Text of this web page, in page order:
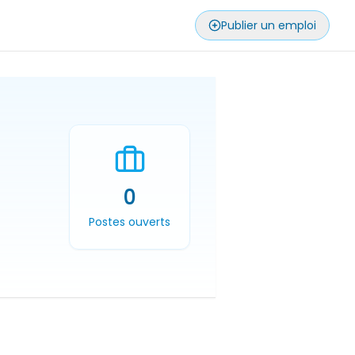
Publier un emploi
0
Postes ouverts